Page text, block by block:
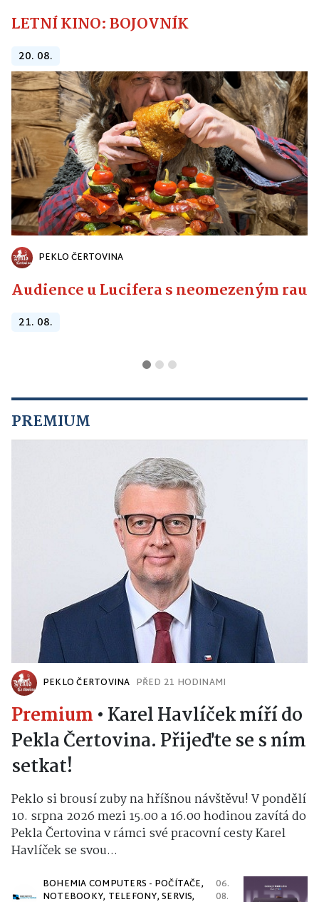
LETNÍ KINO: BOJOVNÍK
20. 08.
PEKLO ČERTOVINA
Audience u Lucifera s neomezeným
21. 08.
PREMIUM
PEKLO ČERTOVINA PŘED 21 HODINAMI
Premium • Karel Havlíček míří do
Pekla Čertovina. Přijeďte se s ním
setkat!
Peklo si brousí zuby na hříšnou návštěvu! V pondělí
10. srpna 2026 mezi 15.00 a 16.00 hodinou zavítá do
Pekla Čertovina v rámci své pracovní cesty Karel
Havlíček se svou...
BOHEMIA COMPUTERS - POČÍTAČE,
NOTEBOOKY, TELEFONY, SERVIS,
06.
08.